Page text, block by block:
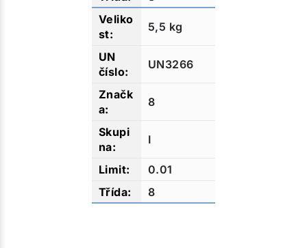
5,5 kg
UN3266
8
I
0.01
8